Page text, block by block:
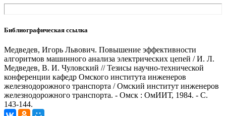
Библиографическая ссылка
Медведев, Игорь Львович. Повышение эффективности
алгоритмов машинного анализа электрических цепей / И. Л.
Медведев, В. И. Чуловский // Тезисы научно-технической
конференции кафедр Омского института инженеров
железнодорожного транспорта / Омский институт инженеров
железнодорожного транспорта. - Омск : ОмИИТ, 1984. - С.
143-144.